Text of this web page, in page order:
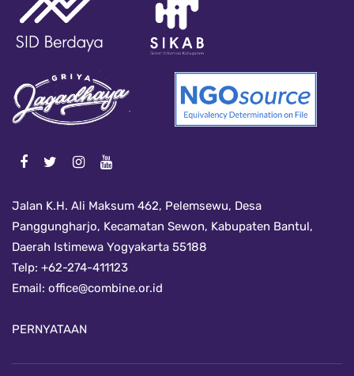
Jalan K.H. Ali Maksum 462, Pelemsewu, Desa
Panggungharjo, Kecamatan Sewon, Kabupaten Bantul,
Daerah Istimewa Yogyakarta 55188
Telp: +62-274-411123
Email: office@combine.or.id
PERNYATAAN